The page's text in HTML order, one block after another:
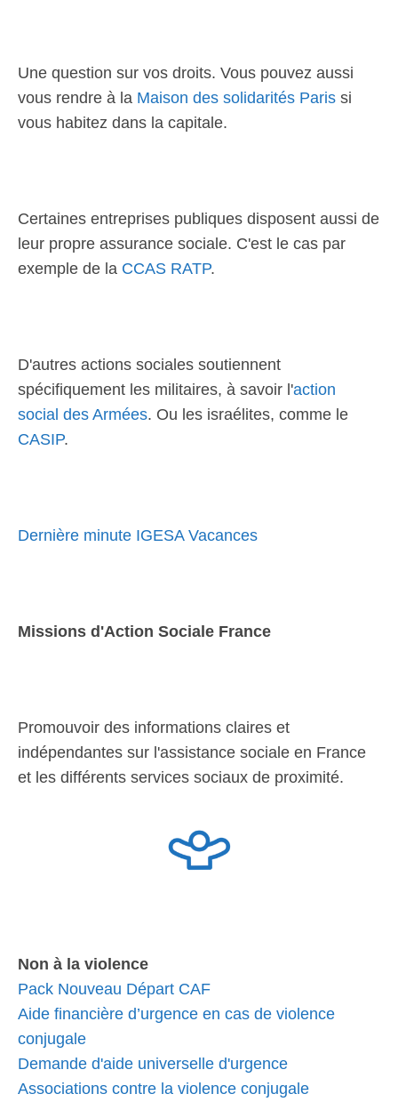
Une question sur vos droits. Vous pouvez aussi
vous rendre à la Maison des solidarités Paris si
vous habitez dans la capitale.
Certaines entreprises publiques disposent aussi de
leur propre assurance sociale. C'est le cas par
exemple de la CCAS RATP.
D'autres actions sociales soutiennent
spécifiquement les militaires, à savoir l'action
social des Armées. Ou les israélites, comme le
CASIP.
Dernière minute IGESA Vacances
Missions d'Action Sociale France
Promouvoir des informations claires et
indépendantes sur l'assistance sociale en France
et les différents services sociaux de proximité.
Non à la violence
Pack Nouveau Départ CAF
Aide financière d’urgence en cas de violence
conjugale
Demande d'aide universelle d'urgence
Associations contre la violence conjugale